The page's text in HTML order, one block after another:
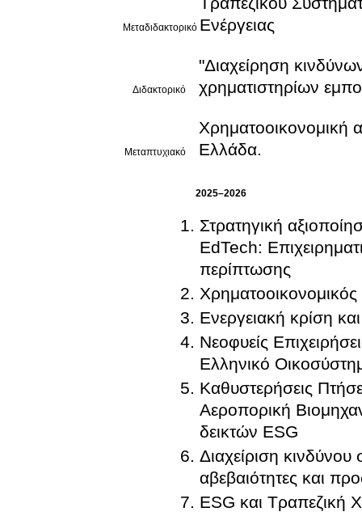
Μεταδιδακτορικό Ενέργειας
Διδακτορικό
"Διαχείρηση κινδύνων σε παράγωγα χρηματιστηριακά προιόντα
χρηματιστηρίων
Μεταπτυχιακό
Χρηματοοικονομική
Ελλάδα.
2025–2026
Στρατηγική
EdTech:
περίπτωσης
Ενεργειακή κρίση
Νεοφυείς
Ελληνικό
Καθυστερήσεις
Αεροπορική
δεικτών ESG
Διαχείριση
αβεβαιότητες και
ESG και Τραπεζική